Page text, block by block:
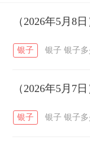
开国纪念币
菜百 周生
六福 / 金至
（2026年5月8
银子 银子 银子
（2026年5月7
银子 银子 银子